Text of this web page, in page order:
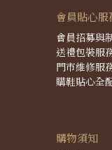
會員貼心服
會員招募與
送禮包裝服
門市維修服
購鞋貼心全
購物須知